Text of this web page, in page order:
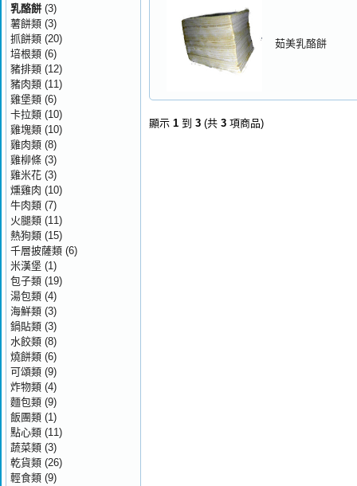
茹美乳酪餅
顯示 1 到 3 (共 3 項商品)
乳酪餅 (3)
薯餅類 (3)
抓餅類 (20)
培根類 (6)
豬排類 (12)
豬肉類 (11)
雞堡類 (6)
卡拉類 (10)
雞塊類 (10)
雞肉類 (8)
雞柳條 (3)
雞米花 (3)
燻雞肉 (10)
牛肉類 (7)
火腿類 (11)
熱狗類 (15)
千層披薩類 (6)
米漢堡 (1)
包子類 (19)
湯包類 (4)
海鮮類 (3)
鍋貼類 (3)
水餃類 (8)
燒餅類 (6)
可頌類 (9)
炸物類 (4)
麵包類 (9)
飯團類 (1)
點心類 (11)
蔬菜類 (3)
乾貨類 (26)
輕食類 (9)